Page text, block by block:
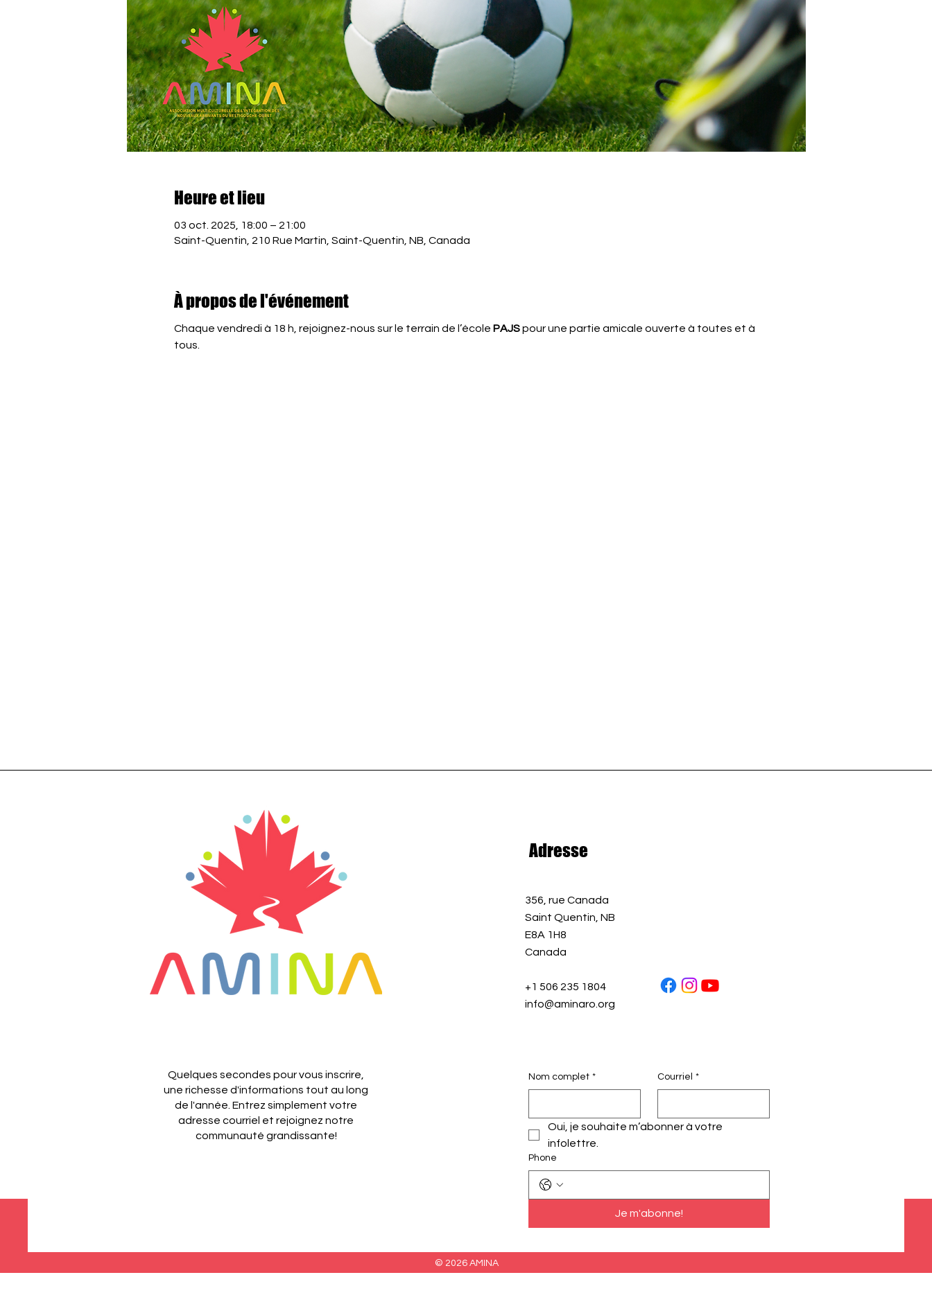
Heure et lieu
03 oct. 2025, 18:00 – 21:00
Saint-Quentin, 210 Rue Martin, Saint-Quentin, NB, Canada
À propos de l'événement
Chaque vendredi à 18 h, rejoignez-nous sur le terrain de l’école PAJS pour une partie amicale ouverte à toutes et à
tous.
© 2026 AMINA
Quelques secondes pour vous inscrire,
une richesse d'informations tout au long
de l'année. Entrez simplement votre
adresse courriel et rejoignez notre
communauté grandissante!
Adresse
356, rue Canada
Saint Quentin, NB
E8A 1H8
Canada
+1 506 235 1804
info@aminaro.org
Nom complet * Courriel *
Oui, je souhaite m’abonner à votre
infolettre.
Phone
Je m'abonne!